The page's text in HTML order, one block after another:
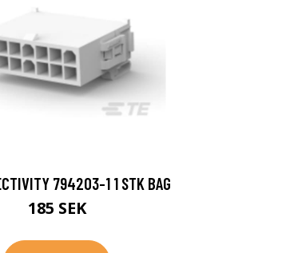
794203-1 1 STK BAG
185 SEK